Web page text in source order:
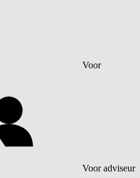
Voor
Voor adviseur